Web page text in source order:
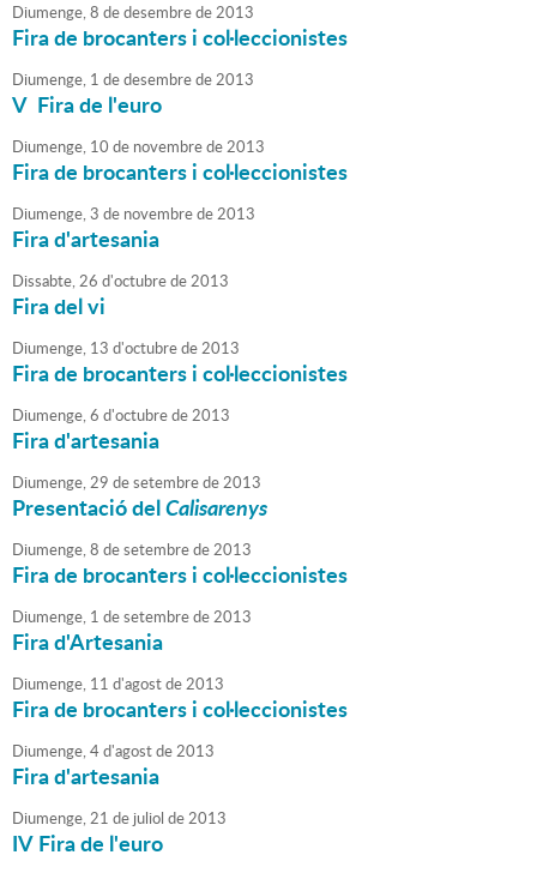
Diumenge,8 dedesembrede2013
Fira de brocanters i col·leccionistes
Diumenge, 1 dedesembrede2013
V Fira de l'euro
Diumenge, 10 de novembrede2013
Fira de brocanters i col·leccionistes
Diumenge,3 de novembrede2013
Fira d'artesania
Dissabte,26 d'octubrede2013
Fira del vi
Diumenge, 13 d'octubrede2013
Fira de brocanters i col·leccionistes
Diumenge,6 d'octubrede2013
Fira d'artesania
Diumenge,29 desetembrede2013
Presentació delCalisarenys
Diumenge,8 desetembrede2013
Fira de brocanters i col·leccionistes
Diumenge, 1 desetembrede2013
Fira d'Artesania
Diumenge, 11 d'agostde2013
Fira de brocanters i col·leccionistes
Diumenge,4d'agostde2013
Fira d'artesania
Diumenge,21 de juliol de2013
IV Fira de l'euro